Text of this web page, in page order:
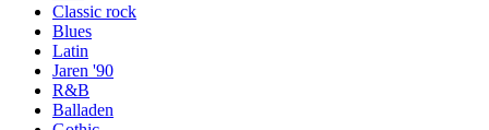
Classic rock
Blues
Latin
Jaren '90
R&B
Balladen